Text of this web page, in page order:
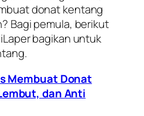
donat kentang
Bagi pemula, berikut
bagikan untuk
Membuat Donat
dan Anti